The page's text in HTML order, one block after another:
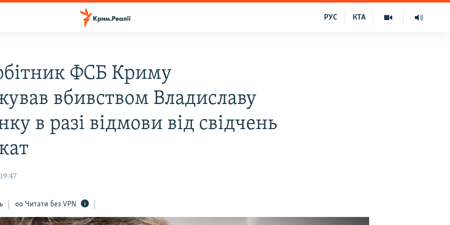
КТА
РУС
ФСБ Криму
вбивством Владиславу
в разі відмови від свідчень
Читати без VPN